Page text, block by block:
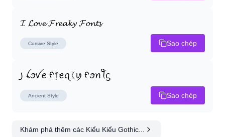
𝓘 𝓛𝓸𝓿𝓮 𝓕𝓻𝓮𝓪𝓴𝔂 𝓕𝓸𝓷𝓽𝓼
Cursive Style Sao chép
꠸ ꪶꪮꪜꫀ ᠻ᥅ꫀꪖᛕꪗ ᠻꪮꪀꪻᦓ
Ancient Style Sao chép
Khám phá thêm các Kiểu Kiểu Gothic...